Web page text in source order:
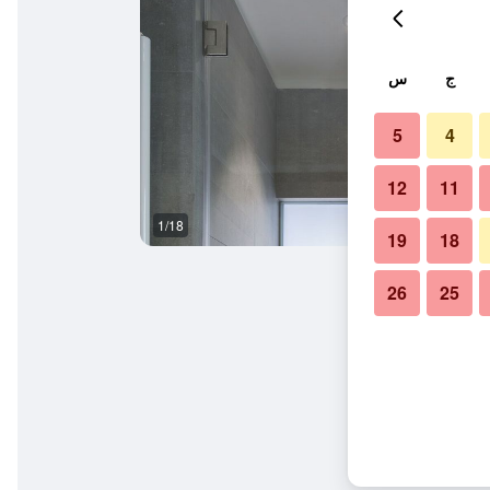
1/18
ج س
4
5
11
12
18
19
25
26